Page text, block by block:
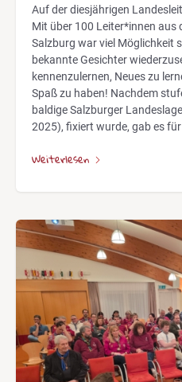
Auf der diesjährigen
Mit über 100 Leiter*innen aus
Salzburg war viel Möglichkeit
bekannte Gesichter
kennenzulernen, Neues zu
Spaß zu haben! Nachdem
baldige Salzburger
2025), fixiert wurde, gab es
Weiterlesen